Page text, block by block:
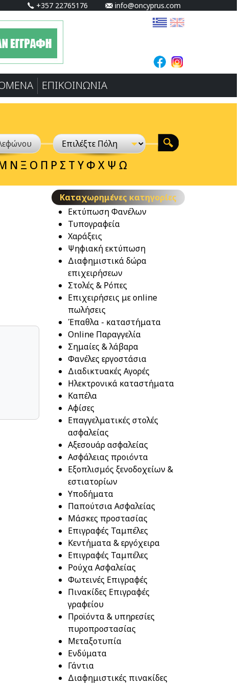
+357 22765176 info@oncyprus.com
ΕΠΙΚΟΙΝΩΝΙΑ
Ν Ξ Ο Π Ρ Σ Τ Υ Φ Χ Ψ Ω
Καταχωρημένες κατηγορίες
Εκτύπωση Φανέλων
Τυπογραφεία
Χαράξεις
Ψηφιακή εκτύπωση
Διαφημιστικά δώρα
επιχειρήσεων
Στολές & Ρόπες
Επιχειρήσεις με online
πωλήσεις
Έπαθλα - καταστήματα
Online Παραγγελία
Σημαίες & λάβαρα
Φανέλες εργοστάσια
Διαδικτυακές Αγορές
Ηλεκτρονικά καταστήματα
Καπέλα
Αφίσες
Επαγγελματικές στολές
ασφαλείας
Αξεσουάρ ασφαλείας
Ασφάλειας προιόντα
Εξοπλισμός ξενοδοχείων &
εστιατορίων
Υποδήματα
Παπούτσια Ασφαλείας
Μάσκες προστασίας
Επιγραφές Ταμπέλες
Κεντήματα & εργόχειρα
Επιγραφές Ταμπέλες
Ρούχα Ασφαλείας
Φωτεινές Επιγραφές
Πινακίδες Επιγραφές
γραφείου
Προϊόντα & υπηρεσίες
πυροπροστασίας
Μεταξοτυπία
Ενδύματα
Γάντια
Διαφημιστικές πινακίδες